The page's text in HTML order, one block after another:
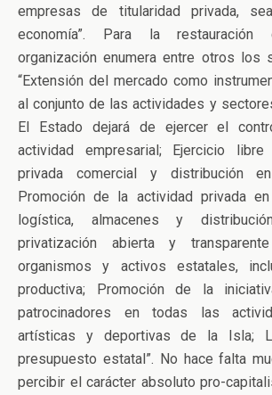
empresas de titularidad privada,
economía”. Para la restauración
organización enumera entre otros los
“Extensión del mercado como
al conjunto de las actividades y
El Estado dejará de ejercer el
actividad empresarial; Ejercicio
privada comercial y distribución
Promoción de la actividad privada
logística, almacenes y
privatización abierta y
organismos y activos estatales,
productiva; Promoción de la
patrocinadores en todas las
artísticas y deportivas de la Isla;
presupuesto estatal”. No hace falta
percibir el carácter absoluto pro-